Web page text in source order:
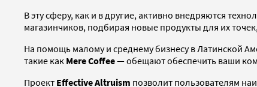
В эту сферу, как и в другие, активно внедряются
магазинчиков, подбирая новые продукты для их
На помощь малому и среднему бизнесу в Латинской
такие как Mere Coffee— обещают обеспечить ваши
Проект Effective Altruism позволит пользователям